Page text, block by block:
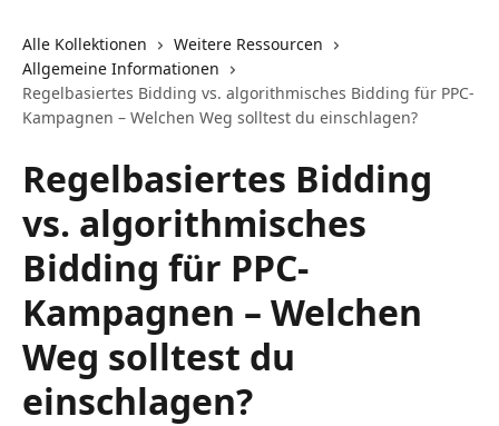
Alle Kollektionen
Weitere Ressourcen
Allgemeine Informationen
Regelbasiertes Bidding vs. algorithmisches Bidding für PPC-
Kampagnen – Welchen Weg solltest du einschlagen?
Regelbasiertes Bidding
vs. algorithmisches
Bidding für PPC-
Kampagnen – Welchen
Weg solltest du
einschlagen?